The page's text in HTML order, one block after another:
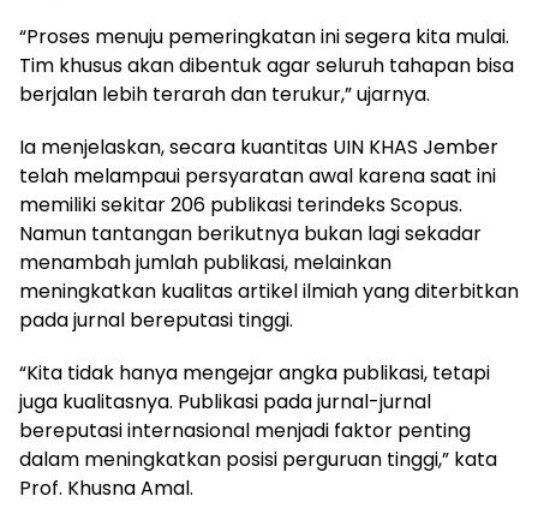
“Proses menuju pemeringkatan ini segera kita mulai.
Tim khusus akan dibentuk agar seluruh tahapan bisa
berjalan lebih terarah dan terukur,” ujarnya.
Ia menjelaskan, secara kuantitas UIN KHAS Jember
telah melampaui persyaratan awal karena saat ini
memiliki sekitar 206 publikasi terindeks Scopus.
Namun tantangan berikutnya bukan lagi sekadar
menambah jumlah publikasi, melainkan
meningkatkan kualitas artikel ilmiah yang diterbitkan
pada jurnal bereputasi tinggi.
“Kita tidak hanya mengejar angka publikasi, tetapi
juga kualitasnya. Publikasi pada jurnal-jurnal
bereputasi internasional menjadi faktor penting
dalam meningkatkan posisi perguruan tinggi,” kata
Prof. Khusna Amal.